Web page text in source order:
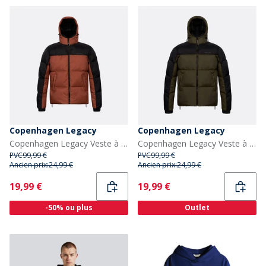
Copenhagen Legacy
Copenhagen Legacy Veste à Capuche Homme Rouille/Noir
PVC99,99 €
Ancien prix:24,99 €
Current
19,99 €
-50% ou plus
Copenhagen Legacy
Copenhagen Legacy Veste à Capuche Homme - Army/Noir
PVC99,99 €
Ancien prix:24,99 €
Current
19,99 €
Outlet